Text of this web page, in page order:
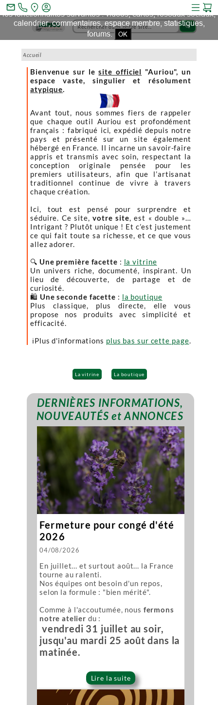
search
La vitrine La boutique
Accueil
Bienvenue sur lesite officiel "Auriou", un
espace vaste, singulier et résolument
atypique.
Avant tout, nous sommes fiers de rappeler
que chaque outil Auriou est profondément
français : fabriqué ici, expédié depuis notre
pays et présenté sur un site également
hébergé en France. Il incarne un savoir-faire
appris et transmis avec soin, respectant la
conception originale pensée pour les
premiers utilisateurs, afin que l’artisanat
traditionnel continue de vivre à travers
chaque création.
Ici, tout est pensé pour surprendre et
séduire. Ce site,votre site, est « double »…
Intrigant ? Plutôt unique ! Et c’est justement
ce qui fait toute sa richesse, et ce que vous
allez adorer.
🔍 Une première facette : la vitrine
Un univers riche, documenté, inspirant. Un
lieu de découverte, de partage et de
curiosité.
🛍️ Une seconde facette : la boutique
Plus classique, plus directe, elle vous
propose nos produits avec simplicité et
efficacité.
ℹ️Plus d'informations plus bas sur cette page.
DERNIÈRES INFORMATIONS,
NOUVEAUTÉS et ANNONCES
Fermeture pour congé d'été
2026
04/08/2026
En juillet... et surtout août... la France
tourne au ralenti.
Nos équipes ont besoin d'un repos,
selon la formule : "bien mérité".
Comme à l'accoutumée, nous fermons
notre atelier du :
vendredi 31 juillet au soir,
jusqu'au mardi 25 août dans la
matinée.
Lire la suite
mail_outline
Ce site et des sites tiers qu'il utilise collectent des cookies pour
les fonctionnalités suivantes : vidéos, cartes, réseaux sociaux,
calendrier, commentaires, espace membre, statistiques,
forums. OK